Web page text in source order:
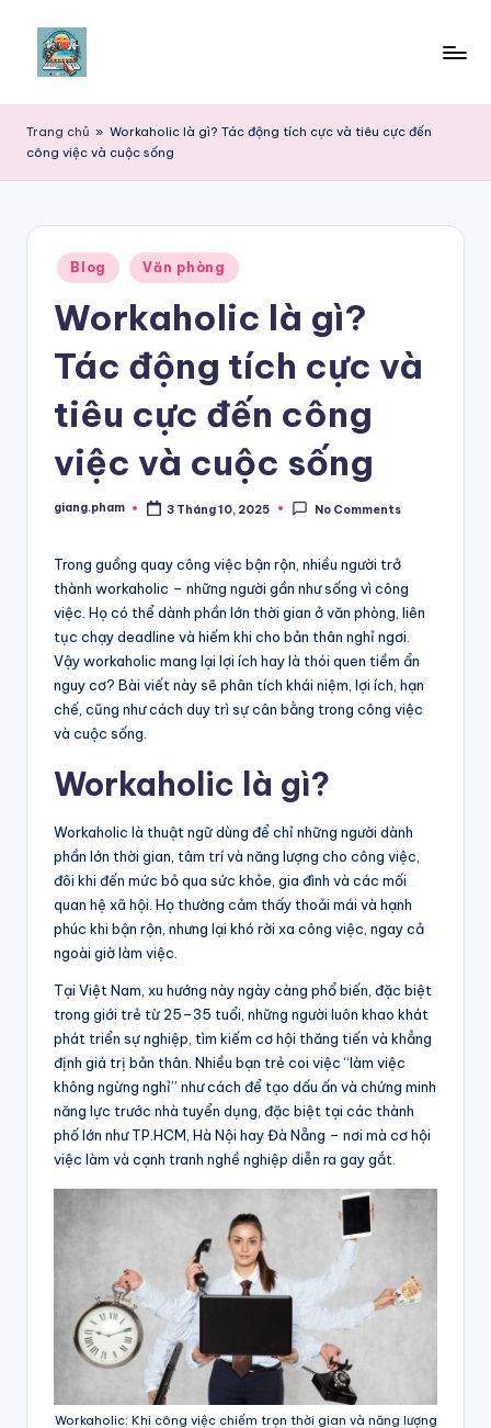
Trang chủ » Workaholic là gì? Tác động tích cực và tiêu cực đến
công việc và cuộc sống
Posted
in
Blog Văn phòng
Workaholic là gì?
Tác động tích cực và
tiêu cực đến công
việc và cuộc sống
Posted
giang.pham 3 Tháng 10, 2025 No Comments
Trong guồng quay công việc bận rộn, nhiều người trở
thành workaholic – những người gần như sống vì công
việc. Họ có thể dành phần lớn thời gian ở văn phòng, liên
tục chạy deadline và hiếm khi cho bản thân nghỉ ngơi.
Vậy workaholic mang lại lợi ích hay là thói quen tiềm ẩn
nguy cơ? Bài viết này sẽ phân tích khái niệm, lợi ích, hạn
chế, cũng như cách duy trì sự cân bằng trong công việc
và cuộc sống.
Workaholic là gì?
Workaholic là thuật ngữ dùng để chỉ những người dành
phần lớn thời gian, tâm trí và năng lượng cho công việc,
đôi khi đến mức bỏ qua sức khỏe, gia đình và các mối
quan hệ xã hội. Họ thường cảm thấy thoải mái và hạnh
phúc khi bận rộn, nhưng lại khó rời xa công việc, ngay cả
ngoài giờ làm việc.
Tại Việt Nam, xu hướng này ngày càng phổ biến, đặc biệt
trong giới trẻ từ 25–35 tuổi, những người luôn khao khát
phát triển sự nghiệp, tìm kiếm cơ hội thăng tiến và khẳng
định giá trị bản thân. Nhiều bạn trẻ coi việc “làm việc
không ngừng nghỉ” như cách để tạo dấu ấn và chứng minh
năng lực trước nhà tuyển dụng, đặc biệt tại các thành
phố lớn như TP.HCM, Hà Nội hay Đà Nẵng – nơi mà cơ hội
việc làm và cạnh tranh nghề nghiệp diễn ra gay gắt.
Workaholic: Khi công việc chiếm trọn thời gian và năng lượng